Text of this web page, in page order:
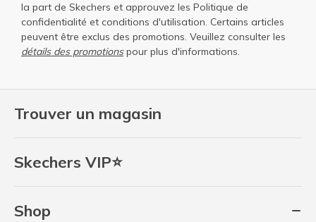
Trouver un magasin
Skechers VIP⭐
Shop
la part de Skechers et approuvez les Politique de
confidentialité et conditions d'utilisation. Certains articles
peuvent être exclus des promotions. Veuillez consulter les
détails des promotionspour plus d'informations.